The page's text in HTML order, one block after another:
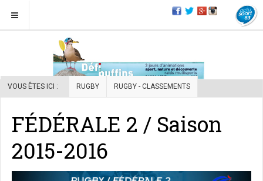
VOUS ÊTES ICI : RUGBY RUGBY - CLASSEMENTS
FÉDÉRALE 2 / Saison
2015-2016